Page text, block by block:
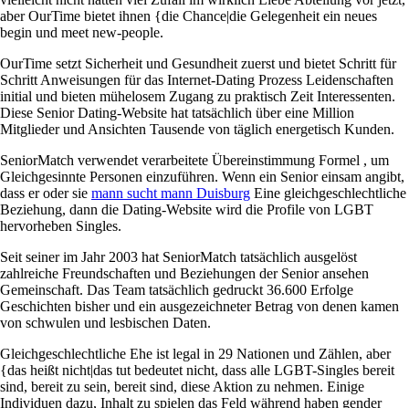
aber OurTime bietet ihnen {die Chance|die Gelegenheit ein neues
begin und meet new-people.
OurTime setzt Sicherheit und Gesundheit zuerst und bietet Schritt für
Schritt Anweisungen für das Internet-Dating Prozess Leidenschaften
initial und bieten mühelosem Zugang zu praktisch Zeit Interessenten.
Diese Senior Dating-Website hat tatsächlich über eine Million
Mitglieder und Ansichten Tausende von täglich energetisch Kunden.
SeniorMatch verwendet verarbeitete Übereinstimmung Formel , um
Gleichgesinnte Personen einzuführen. Wenn ein Senior einsam angibt,
dass er oder sie mann sucht mann Duisburg Eine gleichgeschlechtliche
Beziehung, dann die Dating-Website wird die Profile von LGBT
hervorheben Singles.
Seit seiner im Jahr 2003 hat SeniorMatch tatsächlich ausgelöst
zahlreiche Freundschaften und Beziehungen der Senior ansehen
Gemeinschaft. Das Team tatsächlich gedruckt 36.600 Erfolge
Geschichten bisher und ein ausgezeichneter Betrag von denen kamen
von schwulen und lesbischen Daten.
Gleichgeschlechtliche Ehe ist legal in 29 Nationen und Zählen, aber
{das heißt nicht|das tut bedeutet nicht, dass alle LGBT-Singles bereit
sind, bereit zu sein, bereit sind, diese Aktion zu nehmen. Einige
Individuen dazu, Inhalt zu spielen das Feld während haben gender